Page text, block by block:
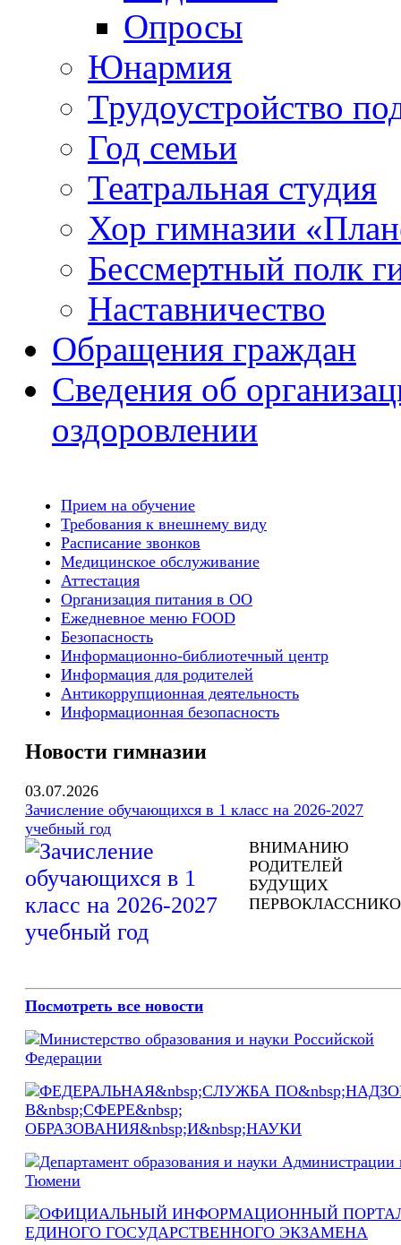
Опросы
Юнармия
Трудоустройство
Год семьи
Театральная студия
Хор гимназии
Бессмертный полк
Наставничество
Обращения граждан
Сведения об
оздоровлении
Прием на обучение
Требования к внешнему виду
Расписание звонков
Медицинское обслуживание
Аттестация
Организация питания в ОО
Ежедневное меню FOOD
Безопасность
Информационно-библиотечный центр
Информация для родителей
Антикоррупционная деятельность
Информационная безопасность
Новости гимназии
03.07.2026
Зачисление обучающихся в 1 класс на 2026-2027
учебный год
ВНИМАНИЮ
РОДИТЕЛЕЙ
БУДУЩИХ
Посмотреть все новости